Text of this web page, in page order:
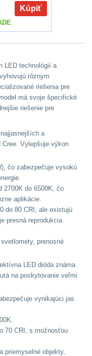
Kúpiť
LED technológií a
rôznym
riešenia pre
má svoje špecifické
riešenie pre
a
Vylepšuje výkon
čo zabezpečuje vysokú
2700K do 6500K, čo
aplikácie.
do 80 CRI, ale existujú
presná reprodukcia
prenosné
LED dióda známa
na poskytovanie veľmi
vynikajúci jas
70 CRI, s možnosťou
priemyselné objekty,